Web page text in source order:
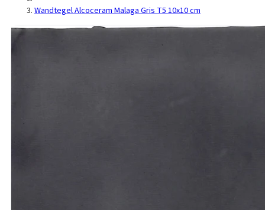
Wandtegel Alcoceram Malaga Gris T5 10x10 cm